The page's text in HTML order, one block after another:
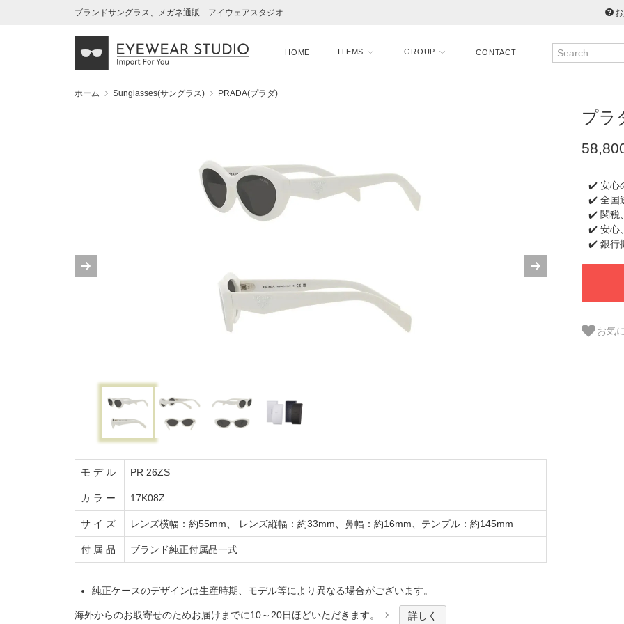
ブランドサングラス、メガネ通販 アイウェアスタジオ
HOME ITEMS GROUP CONTACT
ホーム Sunglasses(サングラス) PRADA(プラダ)
プラ
✔️ 安心
✔️ 全国
✔️ 関税
✔️ 安心
✔️ 銀行
お気
モ デ ル PR 26ZS
カ ラ ー 17K08Z
サ イ ズ レンズ横幅：約55mm、 レンズ縦幅：約33mm、鼻幅：約16mm、テンプル：約145mm
付 属 品 ブランド純正付属品一式
純正ケースのデザインは生産時期、モデル等により異なる場合がございます。
海外からのお取寄せのためお届けまでに10～20日ほどいただきます。⇒ 詳しく